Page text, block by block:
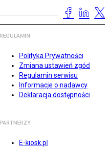
REGULAMIN
Polityka Prywatności
Zmiana ustawień zgód
Regulamin serwisu
Informacje o nadawcy
Deklaracja dostępności
PARTNERZY
E-kiosk.pl